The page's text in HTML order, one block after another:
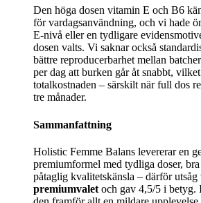
Den höga dosen vitamin E och B6
för vardagsanvändning, och vi hade
E-nivå eller en tydligare
dosen valts. Vi saknar också
bättre reproducerbarhet mellan
per dag att burken går åt snabbt,
totalkostnaden – särskilt när full dos
tre månader.
Sammanfattning
Holistic Femme Balans levererar en
premiumformel med tydliga doser,
påtaglig kvalitetskänsla – därför
premiumvalet och gav 4,5/5 i betyg.